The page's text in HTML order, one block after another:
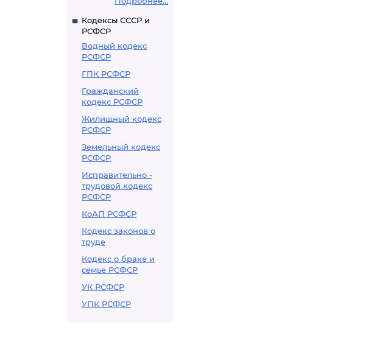
Кодексы СССР и
РСФСР
Водный кодекс
РСФСР
ГПК РСФСР
Гражданский
кодекс РСФСР
Жилищный кодекс
РСФСР
Земельный кодекс
РСФСР
Исправительно -
трудовой кодекс
РСФСР
КоАП РСФСР
Кодекс законов о
труде
Кодекс о браке и
семье РСФСР
УК РСФСР
УПК РСФСР